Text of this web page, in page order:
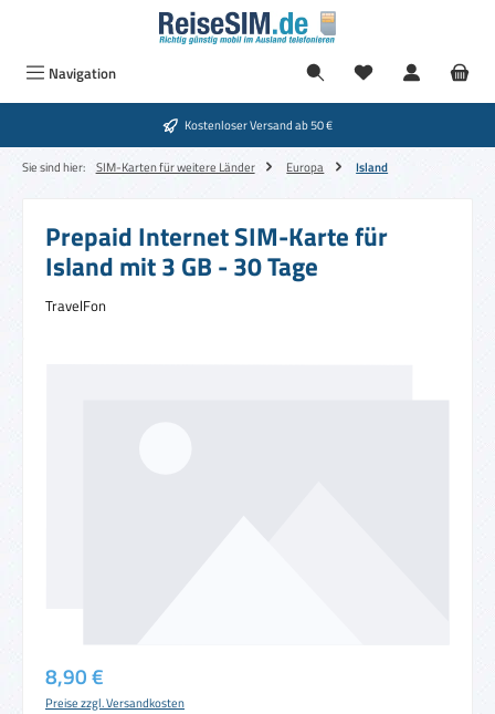
Zum Hauptinhalt springen
Navigation
Kostenloser Versand ab 50 €
Sie sind hier: SIM-Karten für weitere Länder Europa Island
Prepaid Internet SIM-Karte für
Island mit 3 GB - 30 Tage
TravelFon
Regulärer Preis:
8,90 €
Preise zzgl. Versandkosten